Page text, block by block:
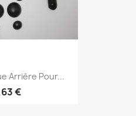
Arrière Pour...
€